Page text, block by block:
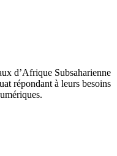
d’Afrique Subsaharienne
répondant à leurs besoins